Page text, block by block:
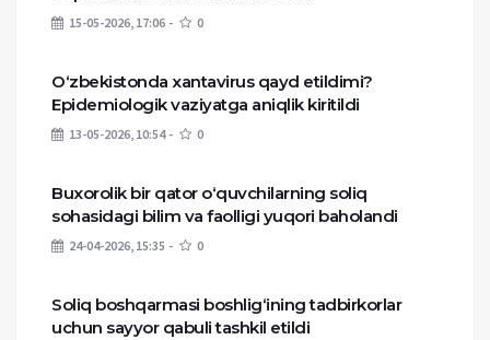
15-05-2026, 17:06 0
O‘zbekistonda xantavirus qayd etildimi?
Epidemiologik vaziyatga aniqlik kiritildi
13-05-2026, 10:54 0
Buxorolik bir qator o‘quvchilarning soliq
sohasidagi bilim va faolligi yuqori baholandi
24-04-2026, 15:35 0
Soliq boshqarmasi boshlig‘ining tadbirkorlar
uchun sayyor qabuli tashkil etildi